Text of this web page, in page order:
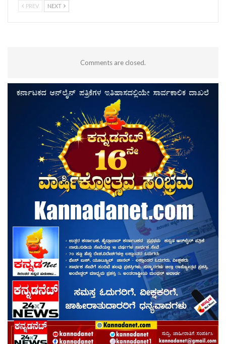
PREV NEXT
Comments are closed.